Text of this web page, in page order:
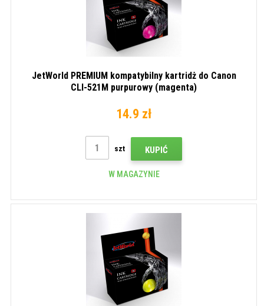
JetWorld PREMIUM kompatybilny kartridż do Canon
CLI-521M purpurowy (magenta)
14.9 zł
szt KUPIĆ
W MAGAZYNIE